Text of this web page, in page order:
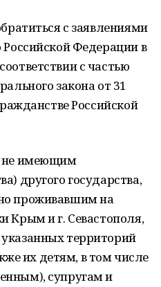
с заявлениями
Федерации в
с частью
закона от 31
Российской
не имеющим
другого государства,
проживавшим на
Крым и г. Севастополя,
территорий
их детям, в том числе
супругам и